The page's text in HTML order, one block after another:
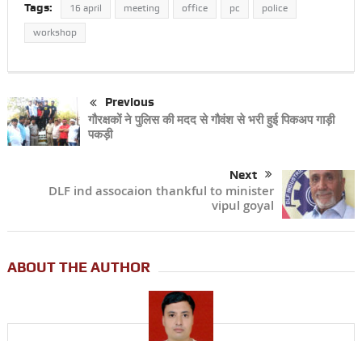
Tags: 16 april meeting office pc police
workshop
Previous
गौरक्षकों ने पुलिस की मदद से गौवंश से भरी हुई पिकअप गाड़ी
पकड़ी
Next
DLF ind assocaion thankful to minister
vipul goyal
ABOUT THE AUTHOR